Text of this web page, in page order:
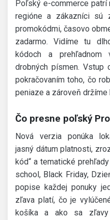
Poľský e-commerce patrí
regióne a zákazníci sú
promokódmi, časovo
zadarmo. Vidíme tu
kódoch a prehľadnom
drobných písmen.
pokračovaním toho, čo
peniaze a zároveň
Čo presne poľský
Nová verzia ponúka
jasný dátum platnosti,
kód“ a tematické
school, Black Friday,
popise každej ponuky
zľava platí, čo je
košíka a ako sa